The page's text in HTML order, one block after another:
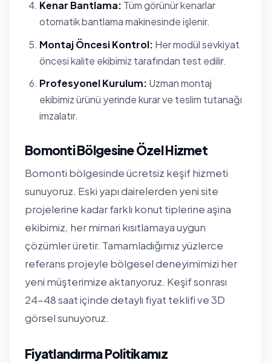
Kenar Bantlama: Tüm görünür kenarlar
otomatik bantlama makinesinde işlenir.
Montaj Öncesi Kontrol: Her modül sevkiyat
öncesi kalite ekibimiz tarafından test edilir.
Profesyonel Kurulum: Uzman montaj
ekibimiz ürünü yerinde kurar ve teslim tutanağı
imzalatır.
Bomonti Bölgesine Özel Hizmet
Bomonti bölgesinde ücretsiz keşif hizmeti
sunuyoruz. Eski yapı dairelerden yeni site
projelerine kadar farklı konut tiplerine aşina
ekibimiz, her mimari kısıtlamaya uygun
çözümler üretir. Tamamladığımız yüzlerce
referans projeyle bölgesel deneyimimizi her
yeni müşterimize aktarıyoruz. Keşif sonrası
24-48 saat içinde detaylı fiyat teklifi ve 3D
görsel sunuyoruz.
Fiyatlandırma Politikamız